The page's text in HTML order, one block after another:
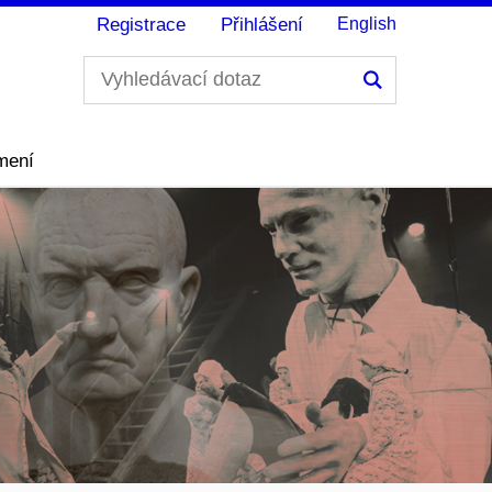
Registrace Přihlášení English